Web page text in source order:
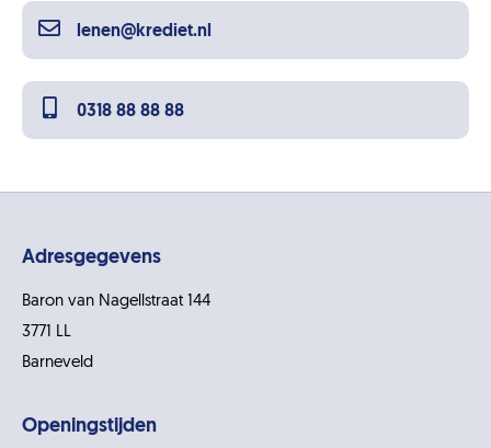
lenen@krediet.nl
0318 88 88 88
Adresgegevens
Baron van Nagellstraat 144
3771 LL
Barneveld
Openingstijden